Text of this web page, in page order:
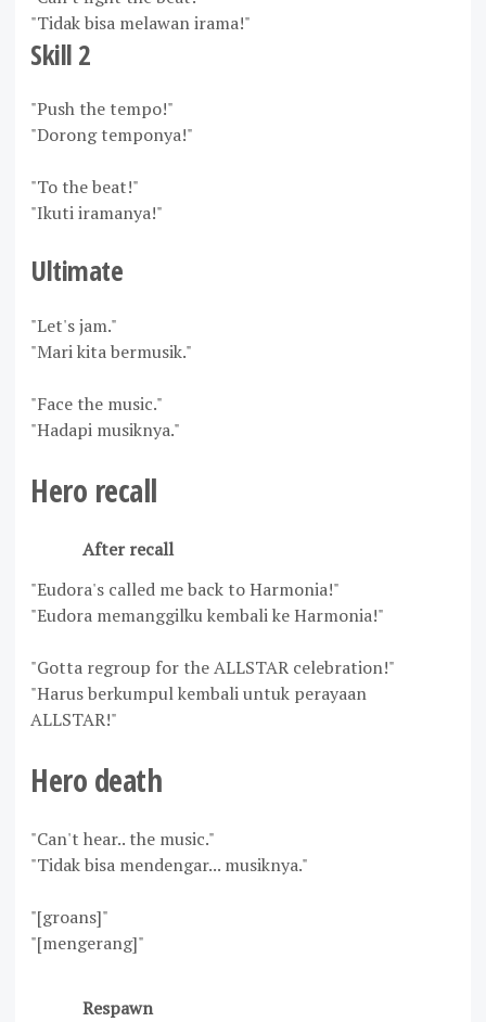
"Tidak bisa melawan irama!"
Skill 2
"Push the tempo!"
"Dorong temponya!"
"To the beat!"
"Ikuti iramanya!"
Ultimate
"Let's jam."
"Mari kita bermusik."
"Face the music."
"Hadapi musiknya."
Hero recall
After recall
"Eudora's called me back to Harmonia!"
"Eudora memanggilku kembali ke Harmonia!"
"Gotta regroup for the ALLSTAR celebration!"
"Harus berkumpul kembali untuk perayaan
ALLSTAR!"
Hero death
"Can't hear.. the music."
"Tidak bisa mendengar... musiknya."
"[groans]"
"[mengerang]"
Respawn